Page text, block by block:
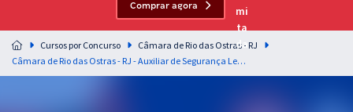
Residências Multiprofissionais
Preparação completa e intensiva para as principais
residências em saúde do Brasil
Comprar agora
Cursos por Concurso
Câmara de Rio das Ostras - RJ
Câmara de Rio das Ostras - RJ - Auxiliar de Segurança Legislativa